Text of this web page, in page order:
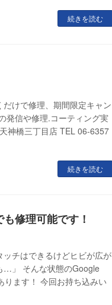
続きを読む
けで修理、期間限定キャン
発信や修理.コーティング実
神橋三丁目店 TEL 06-6357
続きを読む
修理可能です！
チはできるけどヒビが広が
…」 そんな状態のGoogle
ります！ 今回お持ち込みい